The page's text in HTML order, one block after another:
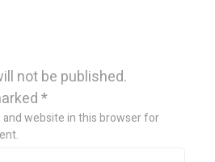
not be published.
*
and website in this browser for